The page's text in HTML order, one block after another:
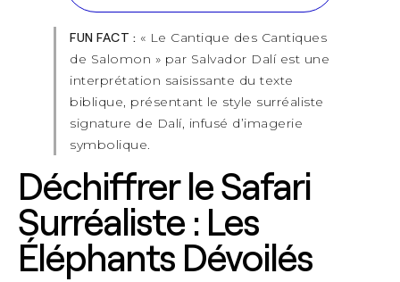
FUN FACT : « Le Cantique des Cantiques
de Salomon » par Salvador Dalí est une
interprétation saisissante du texte
biblique, présentant le style surréaliste
signature de Dalí, infusé d’imagerie
symbolique.
Déchiffrer le Safari
Surréaliste : Les
Éléphants Dévoilés